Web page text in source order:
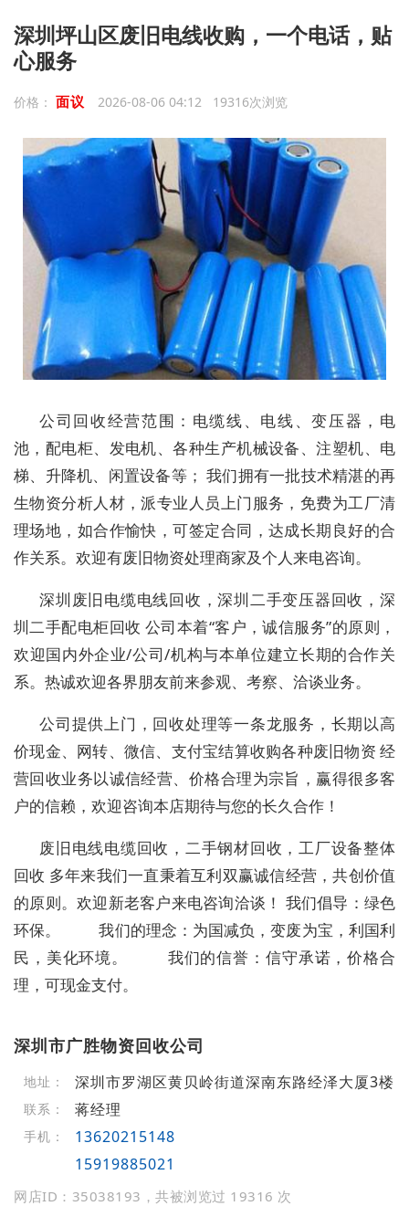
深圳坪山区废旧电线收购，一个电话，贴
心服务
价格： 面议 2026-08-06 04:12 19316次浏览
公司回收经营范围：电缆线、电线、变压器，电
池，配电柜、发电机、各种生产机械设备、注塑机、电
梯、升降机、闲置设备等； 我们拥有一批技术精湛的再
生物资分析人材，派专业人员上门服务，免费为工厂清
理场地，如合作愉快，可签定合同，达成长期良好的合
作关系。欢迎有废旧物资处理商家及个人来电咨询。
深圳废旧电缆电线回收，深圳二手变压器回收，深
圳二手配电柜回收 公司本着“客户，诚信服务”的原则，
欢迎国内外企业/公司/机构与本单位建立长期的合作关
系。热诚欢迎各界朋友前来参观、考察、洽谈业务。
公司提供上门，回收处理等一条龙服务，长期以高
价现金、网转、微信、支付宝结算收购各种废旧物资 经
营回收业务以诚信经营、价格合理为宗旨，赢得很多客
户的信赖，欢迎咨询本店期待与您的长久合作！
废旧电线电缆回收，二手钢材回收，工厂设备整体
回收 多年来我们一直秉着互利双赢诚信经营，共创价值
的原则。欢迎新老客户来电咨询洽谈！ 我们倡导：绿色
环保。 我们的理念：为国减负，变废为宝，利国利
民，美化环境。 我们的信誉：信守承诺，价格合
理，可现金支付。
深圳市广胜物资回收公司
地址： 深圳市罗湖区黄贝岭街道深南东路经泽大厦3楼
联系： 蒋经理
手机：
13620215148
15919885021
网店ID：35038193，共被浏览过 19316 次